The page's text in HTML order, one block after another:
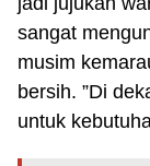
sangat
musim
bersih. ”Di
untuk